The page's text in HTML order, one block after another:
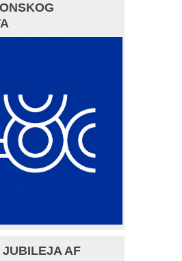
JUBILEJA AF